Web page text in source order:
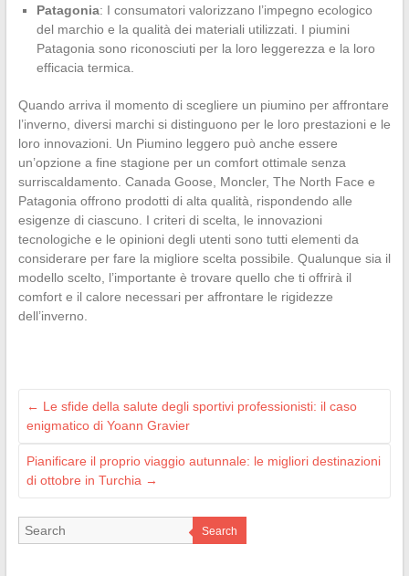
Patagonia: I consumatori valorizzano l’impegno ecologico
del marchio e la qualità dei materiali utilizzati. I piumini
Patagonia sono riconosciuti per la loro leggerezza e la loro
efficacia termica.
Quando arriva il momento di scegliere un piumino per affrontare
l’inverno, diversi marchi si distinguono per le loro prestazioni e le
loro innovazioni. Un Piumino leggero può anche essere
un’opzione a fine stagione per un comfort ottimale senza
surriscaldamento. Canada Goose, Moncler, The North Face e
Patagonia offrono prodotti di alta qualità, rispondendo alle
esigenze di ciascuno. I criteri di scelta, le innovazioni
tecnologiche e le opinioni degli utenti sono tutti elementi da
considerare per fare la migliore scelta possibile. Qualunque sia il
modello scelto, l’importante è trovare quello che ti offrirà il
comfort e il calore necessari per affrontare le rigidezze
dell’inverno.
← Le sfide della salute degli sportivi professionisti: il caso
enigmatico di Yoann Gravier
Pianificare il proprio viaggio autunnale: le migliori destinazioni
di ottobre in Turchia →
Search